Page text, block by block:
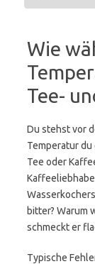
Wie
Tee-
Du stehst vor
Temperatur
Tee oder
bitter? Warum
schmeckt er
Typische